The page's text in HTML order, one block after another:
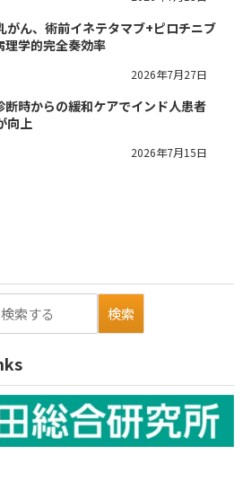
がん、術前イネテタマブ+ピロチニブ
理学的完全奏効率
2026年7月27日
断時からの緩和ケアでインド人患者
向上
2026年7月15日